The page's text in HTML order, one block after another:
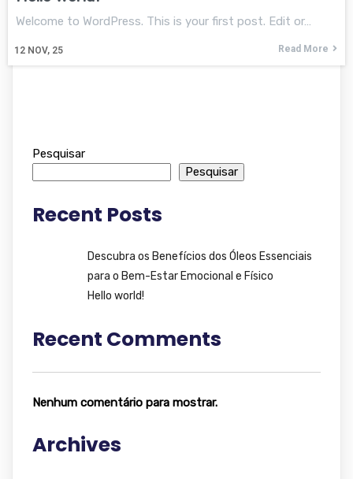
12 NOV, 25
Welcome to WordPress. This is your first post. Edit or…
Read More
Pesquisar
Pesquisar
Recent Posts
Descubra os Benefícios dos Óleos Essenciais
para o Bem-Estar Emocional e Físico
Hello world!
Recent Comments
Nenhum comentário para mostrar.
Archives